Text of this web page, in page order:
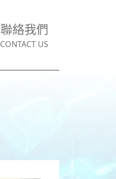
聯絡我們
CONTACT US